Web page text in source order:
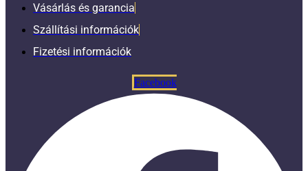
Vásárlás és garancia
Szállítási információk
Fizetési információk
Facebook